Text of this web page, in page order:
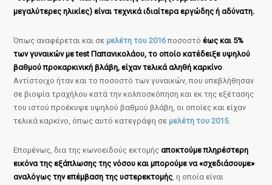
μεγαλύτερες ηλικίες) είναι τεχνικά ιδιαίτερα εργώδης ή αδύνατη.
Όπως αναφέρεται και σεμελέτη του 2016ποσοστόέως και 5%
των γυναικών με test Παπανικολάου, το οποίο κατέδειξε υψηλού
βαθμού προκαρκινική βλάβη, είχαν τελικά αληθή καρκίνο.
Αντίστοιχο ήταν και το ποσοστό των γυναικών, που υπεβλήθησαν
σε βιοψία τραχήλου κατά την κολποσκόπηση και εκ της εξέτασης
του ιστού προέκυψε υψηλού βαθμού βλάβη, οι οποίες και είχαν
τελικά καρκίνο, όπως αυτό κατεγράφη σεμελέτη του 2015.
Επομένως, δια της κωνοειδούς εκτομήςαποκτούμε πληρέστερη
εικόνα της εξάπλωσης της νόσου και μπορούμε να «σχεδιάσουμε»
αναλόγως την επέμβαση της υστερεκτομής, η οποία είναι